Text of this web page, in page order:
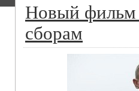
Новый фильм
сборам